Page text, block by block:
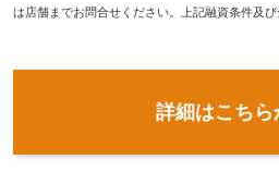
は店舗までお問合せください。上記融資条件及
詳細はこちら